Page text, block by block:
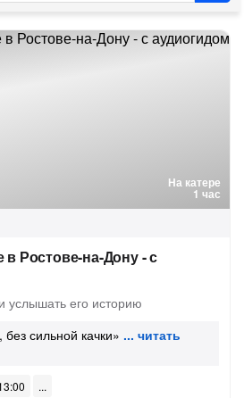
На катере
1 час
в Ростове-на-Дону - с
услышать его историю
без сильной качки»